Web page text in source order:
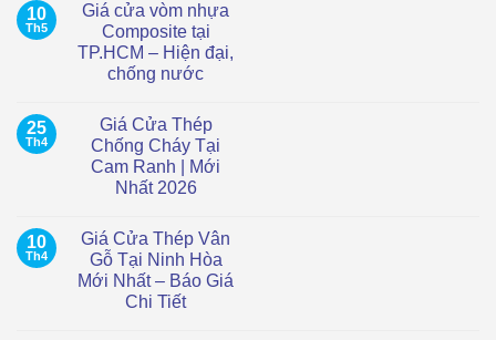
10
Th5
Giá cửa vòm nhựa
Composite tại
TP.HCM – Hiện đại,
chống nước
bình
luận
ở
Giá
cửa
vòm
TP.HCM
–
Hiện
đại,
chống
25
Th4
Giá Cửa Thép
Chống Cháy Tại
Cam Ranh | Mới
Nhất 2026
bình
luận
ở
Giá
Cửa
Thép
10
Th4
Giá Cửa Thép Vân
Gỗ Tại Ninh Hòa
Mới Nhất – Báo Giá
Chi Tiết